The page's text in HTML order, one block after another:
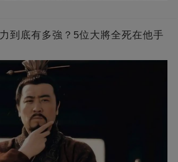
到底有多強？5位大將全死在他手